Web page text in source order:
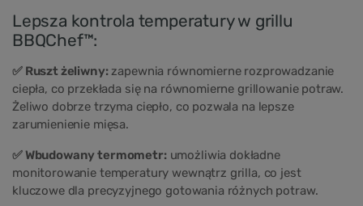
Lepsza kontrola temperatury w grillu
BBQChef™:
✅ Ruszt żeliwny:zapewnia równomierne rozprowadzanie
ciepła, co przekłada się na równomierne grillowanie potraw.
Żeliwo dobrze trzyma ciepło, co pozwala na lepsze
zarumienienie mięsa.
✅ Wbudowany termometr:umożliwia dokładne
monitorowanie temperatury wewnątrz grilla, co jest
kluczowe dla precyzyjnego gotowania różnych potraw.